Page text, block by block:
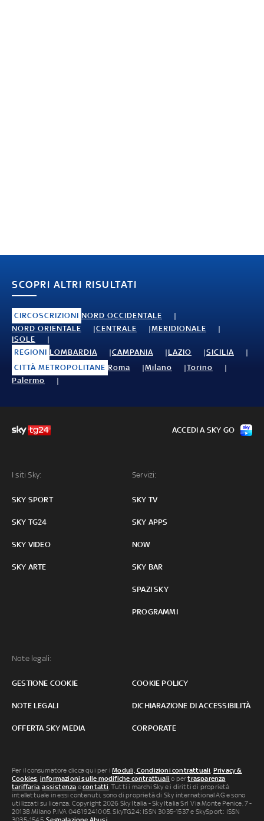
SCOPRI ALTRI RISULTATI
CIRCOSCRIZIONI NORD OCCIDENTALE
NORD ORIENTALE
CENTRALE
MERIDIONALE
ISOLE
REGIONI LOMBARDIA CAMPANIA LAZIO
SICILIA
CITTÀ METROPOLITANE Roma Milano
Torino
Palermo
I siti Sky:
SKY SPORT
SKY TG24
SKY VIDEO
SKY ARTE
Servizi:
SKY TV
SKY APPS
NOW
SKY BAR
SPAZI SKY
PROGRAMMI
Note legali:
GESTIONE COOKIE COOKIE POLICY
NOTE LEGALI DICHIARAZIONE DI ACCESSIBILITÀ
OFFERTA SKY MEDIA CORPORATE
ACCEDI A SKY GO
Per il consumatore clicca qui per iModuli, Condizioni contrattuali, Privacy &
Cookies, informazioni sulle modifiche contrattuali o pertrasparenza
tariffaria,assistenza econtatti. Tutti i marchi Sky e i diritti di proprietà
intellettuale in essi contenuti, sono di proprietà di Sky international AG e sono
utilizzati su licenza. Copyright 2026 Sky Italia - Sky Italia Srl Via Monte Penice, 7 -
20138 Milano P.IVA 04619241005. SkyTG24: ISSN 3035-1537 e SkySport: ISSN